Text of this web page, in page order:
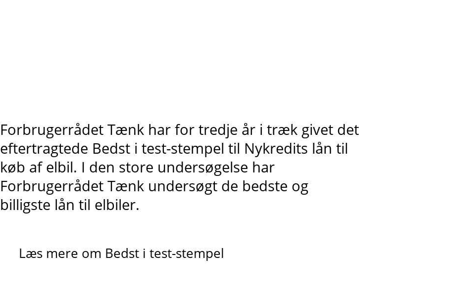
Forbrugerrådet Tænk har for tredje år i træk givet det
eftertragtede Bedst i test-stempel til Nykredits lån til
køb af elbil. I den store undersøgelse har
Forbrugerrådet Tænk undersøgt de bedste og
billigste lån til elbiler.
Læs mere om Bedst i test-stempel